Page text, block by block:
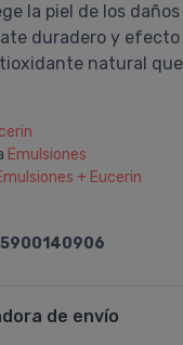
la piel de los
duradero y
natural
Emulsiones
+ Eucerin
de envío